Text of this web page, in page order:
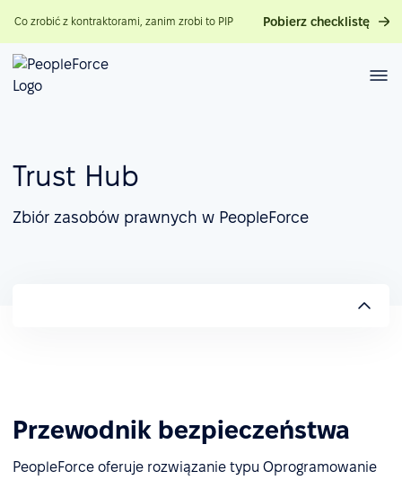
Co zrobić z kontraktorami, zanim zrobi to PIP Pobierz checklistę
Trust Hub
Zbiór zasobów prawnych w PeopleForce
Przewodnik bezpieczeństwa
PeopleForce oferuje rozwiązanie typu Oprogramowanie